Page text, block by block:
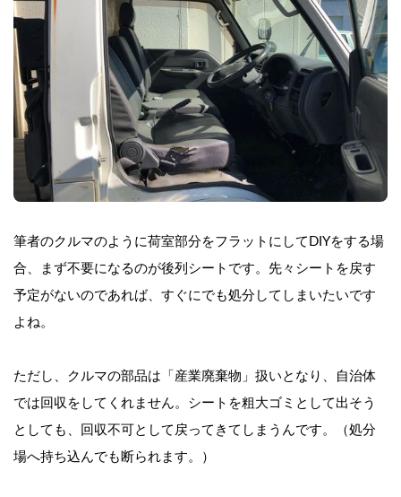
筆者のクルマのように荷室部分をフラットにしてDIYをする場
合、まず不要になるのが後列シートです。先々シートを戻す
予定がないのであれば、すぐにでも処分してしまいたいです
よね。
ただし、クルマの部品は「産業廃棄物」扱いとなり、自治体
では回収をしてくれません。シートを粗大ゴミとして出そう
としても、回収不可として戻ってきてしまうんです。（処分
場へ持ち込んでも断られます。）